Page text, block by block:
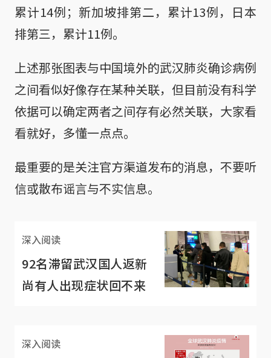
累计14例；新加坡排第二，累计13例，日本
排第三，累计11例。
上述那张图表与中国境外的武汉肺炎确诊病例
之间看似好像存在某种关联，但目前没有科学
依据可以确定两者之间存有必然关联，大家看
看就好，多懂一点点。
最重要的是关注官方渠道发布的消息，不要听
信或散布谣言与不实信息。
深入阅读
92名滞留武汉国人返新
尚有人出现症状回不来
深入阅读